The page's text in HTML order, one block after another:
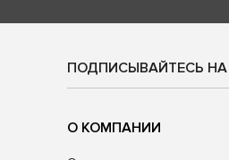
ПОДПИСЫВАЙТЕСЬ
О КОМПАНИИ